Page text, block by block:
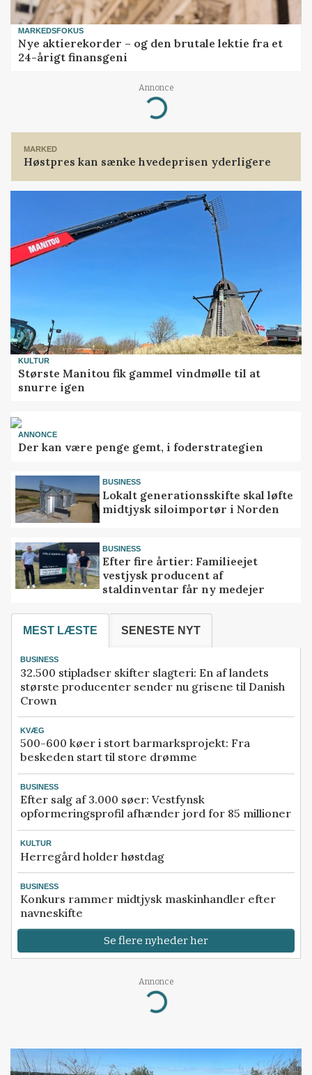
MARKEDSFOKUS
Nye aktierekorder – og den brutale lektie fra et
24-årigt finansgeni
Annonce
Loading...
MARKED
Høstpres kan sænke hvedeprisen yderligere
KULTUR
Største Manitou fik gammel vindmølle til at
snurre igen
ANNONCE
Der kan være penge gemt, i foderstrategien
BUSINESS
Lokalt generationsskifte skal løfte
midtjysk siloimportør i Norden
BUSINESS
Efter fire årtier: Familieejet
vestjysk producent af
staldinventar får ny medejer
MEST LÆSTE SENESTE NYT
BUSINESS
32.500 stipladser skifter slagteri: En af landets
største producenter sender nu grisene til Danish
Crown
KVÆG
500-600 køer i stort barmarksprojekt: Fra
beskeden start til store drømme
BUSINESS
Efter salg af 3.000 søer: Vestfynsk
opformeringsprofil afhænder jord for 85 millioner
KULTUR
Herregård holder høstdag
BUSINESS
Konkurs rammer midtjysk maskinhandler efter
navneskifte
Se flere nyheder her
Annonce
Loading...